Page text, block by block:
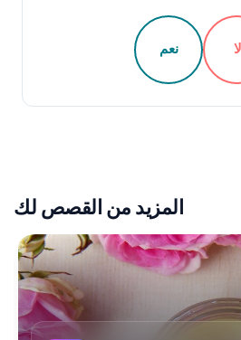
نعم لا
المزيد من القصص لك